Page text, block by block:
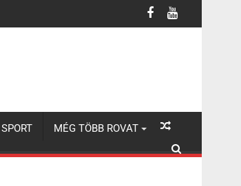
problémái
SPORT MÉG TÖBB ROVAT